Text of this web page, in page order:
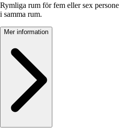
Rymliga rum för fem eller sex
i samma rum.
Mer information